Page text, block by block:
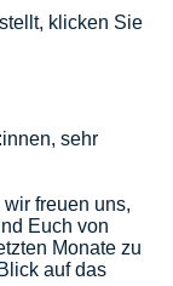
klicken Sie
sehr
freuen uns,
Euch von
Monate zu
auf das